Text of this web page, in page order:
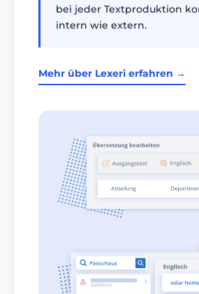
bei jeder Textproduktion
intern wie extern.
Mehr über Lexeri erfahren →